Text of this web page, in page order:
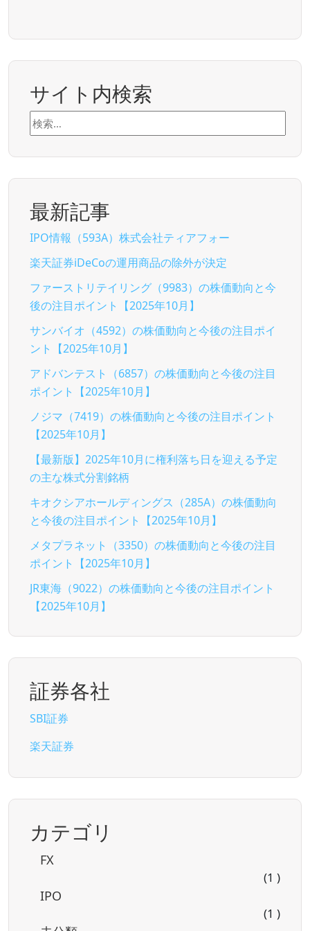
サイト内検索
検
索:
最新記事
IPO情報（593A）株式会社ティアフォー
楽天証券iDeCoの運用商品の除外が決定
ファーストリテイリング（9983）の株価動向と今
後の注目ポイント【2025年10月】
サンバイオ（4592）の株価動向と今後の注目ポイ
ント【2025年10月】
アドバンテスト（6857）の株価動向と今後の注目
ポイント【2025年10月】
ノジマ（7419）の株価動向と今後の注目ポイント
【2025年10月】
【最新版】2025年10月に権利落ち日を迎える予定
の主な株式分割銘柄
キオクシアホールディングス（285A）の株価動向
と今後の注目ポイント【2025年10月】
メタプラネット（3350）の株価動向と今後の注目
ポイント【2025年10月】
JR東海（9022）の株価動向と今後の注目ポイント
【2025年10月】
証券各社
SBI証券
楽天証券
カテゴリ
FX
(1 )
IPO
(1 )